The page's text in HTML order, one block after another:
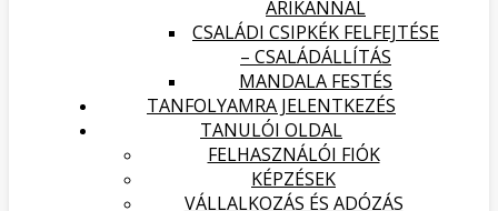
ARIKÁNNAL
CSALÁDI CSIPKÉK FELFEJTÉSE
– CSALÁDÁLLÍTÁS
MANDALA FESTÉS
TANFOLYAMRA JELENTKEZÉS
TANULÓI OLDAL
FELHASZNÁLÓI FIÓK
KÉPZÉSEK
VÁLLALKOZÁS ÉS ADÓZÁS